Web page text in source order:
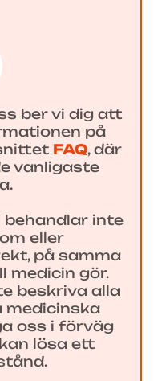
ber vi dig att
på
FAQ, där
vanligaste
inte
eller
på samma
medicin gör.
beskriva alla
medicinska
oss i förväg
lösa ett